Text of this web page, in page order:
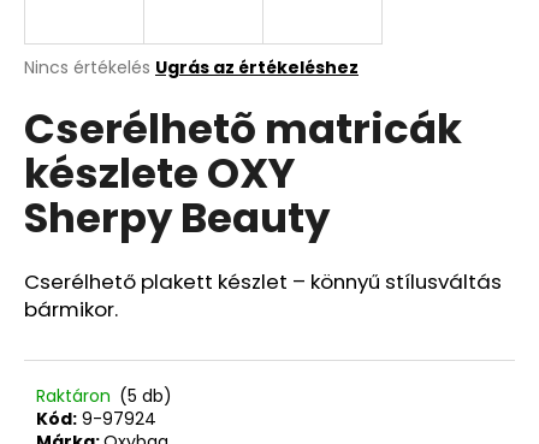
A
átlagos
értékelése
5-
ből
0,0
csillag.
Nincs értékelés Ugrás az értékeléshez
Cserélhetõ matricák
készlete OXY
Sherpy Beauty
Cserélhető plakett készlet – könnyű stílusváltás
bármikor.
Raktáron (5 db)
Kód: 9-97924
A
á
n
j
u
SCOOLER
GRAFFITI
PINK